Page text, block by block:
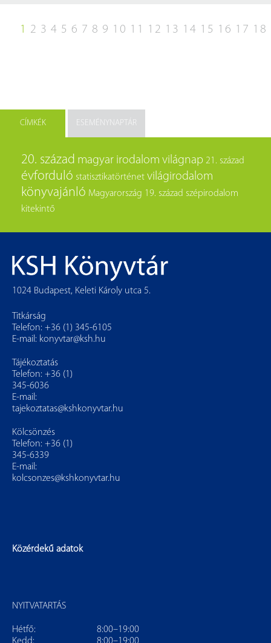
1 2 3 4 5 6 7 8 9 10 11 12 13 14 15 16 17 18
CÍMKÉK ESEMÉNYNAPTÁR
20. század magyar irodalom világnap 21. század
évforduló statisztikatörténet világirodalom
könyvajánló Magyarország 19. század szépirodalom
kitekintő
1024 Budapest, Keleti Károly utca 5.
Titkárság
Telefon: +36 (1) 345-6105
E-mail: konyvtar@ksh.hu
Tájékoztatás
Telefon: +36 (1)
345-6036
E-mail:
tajekoztatas@kshkonyvtar.hu
Kölcsönzés
Telefon: +36 (1)
345-6339
E-mail:
kolcsonzes@kshkonyvtar.hu
Közérdekű adatok
NYITVATARTÁS
Hétfő:
8:00–19:00